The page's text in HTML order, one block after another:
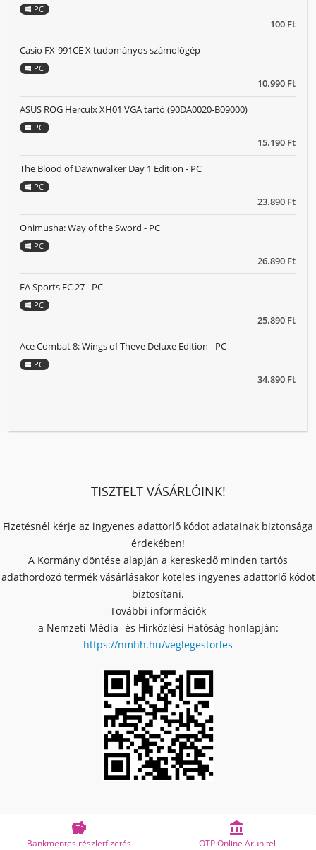
100 Ft
PC
10.990 Ft
Casio FX-991CE X tudományos számológép
PC
15.190 Ft
ASUS ROG Herculx XH01 VGA tartó (90DA0020-B09000)
PC
23.890 Ft
The Blood of Dawnwalker Day 1 Edition - PC
PC
26.890 Ft
Onimusha: Way of the Sword - PC
PC
25.890 Ft
EA Sports FC 27 - PC
PC
34.890 Ft
Ace Combat 8: Wings of Theve Deluxe Edition - PC
PC
TISZTELT VÁSÁRLÓINK!
Fizetésnél kérje az ingyenes adattörlő kódot adatainak biztonsága
érdekében!
A Kormány döntése alapján a kereskedő minden tartós
adathordozó termék vásárlásakor köteles ingyenes adattörlő kódot
biztosítani.
További információk
a Nemzeti Média- és Hírközlési Hatóság honlapján:
https://nmhh.hu/veglegestorles

Bankmentes részletfizetés

OTP Online Áruhitel